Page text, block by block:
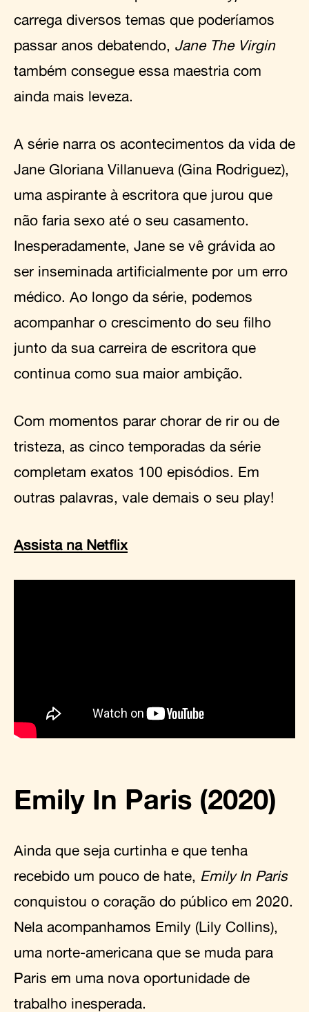
carrega diversos temas que poderíamos
passar anos debatendo, Jane The Virgin
também consegue essa maestria com
ainda mais leveza.
A série narra os acontecimentos da vida de
Jane Gloriana Villanueva (Gina Rodriguez),
uma aspirante à escritora que jurou que
não faria sexo até o seu casamento.
Inesperadamente, Jane se vê grávida ao
ser inseminada artificialmente por um erro
médico. Ao longo da série, podemos
acompanhar o crescimento do seu filho
junto da sua carreira de escritora que
continua como sua maior ambição.
Com momentos parar chorar de rir ou de
tristeza, as cinco temporadas da série
completam exatos 100 episódios. Em
outras palavras, vale demais o seu play!
Assista na Netflix
Emily In Paris (2020)
Ainda que seja curtinha e que tenha
recebido um pouco de hate, Emily In Paris
conquistou o coração do público em 2020.
Nela acompanhamos Emily (Lily Collins),
uma norte-americana que se muda para
Paris em uma nova oportunidade de
trabalho inesperada.